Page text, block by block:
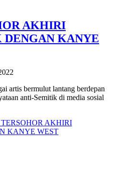
AKHIRI
KANYE
artis bermulut lantang berdepan
anti-Semitik di media sosial
AKHIRI
KANYE WEST